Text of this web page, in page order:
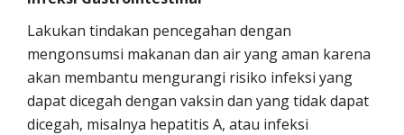
Lakukan tindakan pencegahan dengan
mengonsumsi makanan dan air yang aman karena
akan membantu mengurangi risiko infeksi yang
dapat dicegah dengan vaksin dan yang tidak dapat
dicegah, misalnya hepatitis A, atau infeksi